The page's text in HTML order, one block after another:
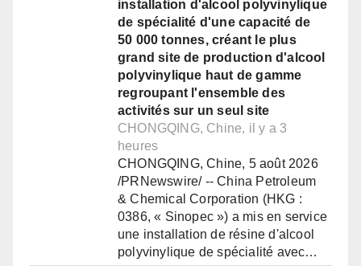
installation d'alcool polyvinylique
de spécialité d'une capacité de
50 000 tonnes, créant le plus
grand site de production d'alcool
polyvinylique haut de gamme
regroupant l'ensemble des
activités sur un seul site
CHONGQING, Chine, il y a 3
heures
CHONGQING, Chine, 5 août 2026
/PRNewswire/ -- China Petroleum
& Chemical Corporation (HKG :
0386, « Sinopec ») a mis en service
une installation de résine d'alcool
polyvinylique de spécialité avec…